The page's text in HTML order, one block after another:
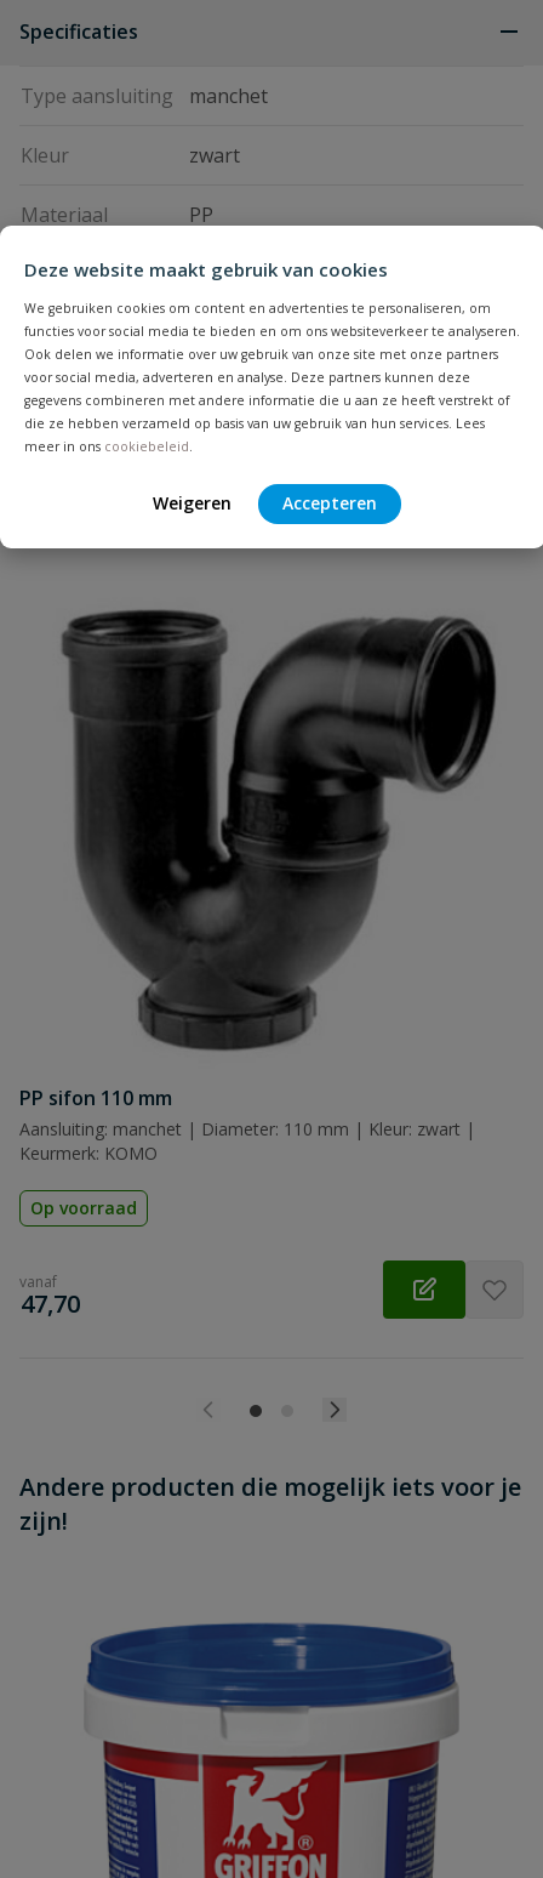
Deze website maakt gebruik van cookies
We gebruiken cookies om content en advertenties te personaliseren, om
functies voor social media te bieden en om ons websiteverkeer te analyseren.
Ook delen we informatie over uw gebruik van onze site met onze partners
voor social media, adverteren en analyse. Deze partners kunnen deze
gegevens combineren met andere informatie die u aan ze heeft verstrekt of
die ze hebben verzameld op basis van uw gebruik van hun services. Lees
meer in ons cookiebeleid.
Weigeren Accepteren
Specificaties
Type aansluiting manchet
Kleur zwart
Materiaal PP
Vraag en antwoord
Geen vragen
Heb je zelf ook een vraag over
Beoordelingen
PP draaibare bocht 2 x manchet
Beoordeling
Beoordeling versturen
PP sifon 110 mm
Aansluiting: manchet | Diameter: 110 mm | Kleur: zwart |
Keurmerk: KOMO
Op voorraad
vanaf
€
47,70
Andere producten die mogelijk iets voor je
zijn!